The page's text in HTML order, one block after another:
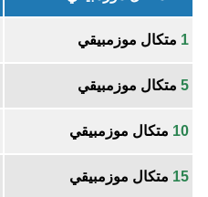
1 متكال موزمبيقي
5 متكال موزمبيقي
10 متكال موزمبيقي
15 متكال موزمبيقي